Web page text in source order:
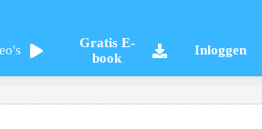
Gratis E-
book
Inloggen